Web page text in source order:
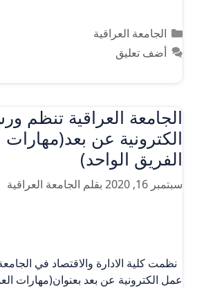
التصنيفات
الجامعة العراقية
أضف تعليق
الجامعة العراقية تنظم
الكترونية عن
الفريق الواحد)
سبتمبر 16, 2020 بقلم الجامعة العراقية
نظمت كلية الادارة والاقتصاد في
عمل الكترونية عن بعد بعنوان(مهارات